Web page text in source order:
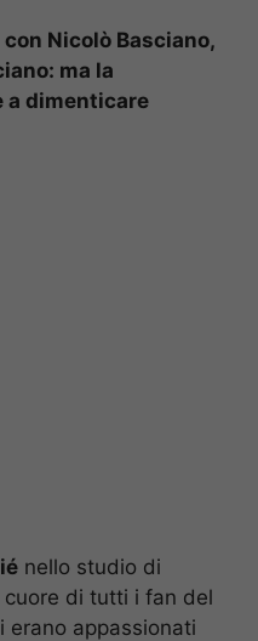
Nicolò Basciano,
ma la
a dimenticare
nello studio di
di tutti i fan del
erano appassionati